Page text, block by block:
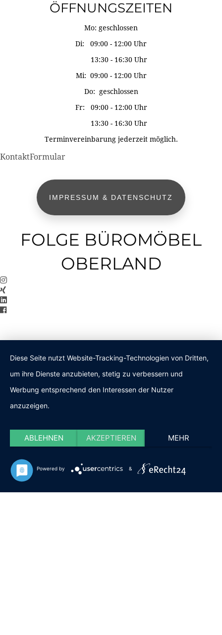
ÖFFNUNGSZEITEN
Mo: geschlossen
Di: 09:00 - 12:00 Uhr
13:30 - 16:30 Uhr
Mi: 09:00 - 12:00 Uhr
Do: geschlossen
Fr: 09:00 - 12:00 Uhr
13:30 - 16:30 Uhr
Terminvereinbarung jederzeit möglich.
KontaktFormular
IMPRESSUM & DATENSCHUTZ
FOLGE BÜROMÖBEL
OBERLAND
Diese Seite nutzt Website-Tracking-Technologien von Dritten,
um ihre Dienste anzubieten, stetig zu verbessern und
Werbung entsprechend den Interessen der Nutzer
anzuzeigen.
ABLEHNEN AKZEPTIEREN MEHR
Powered by &